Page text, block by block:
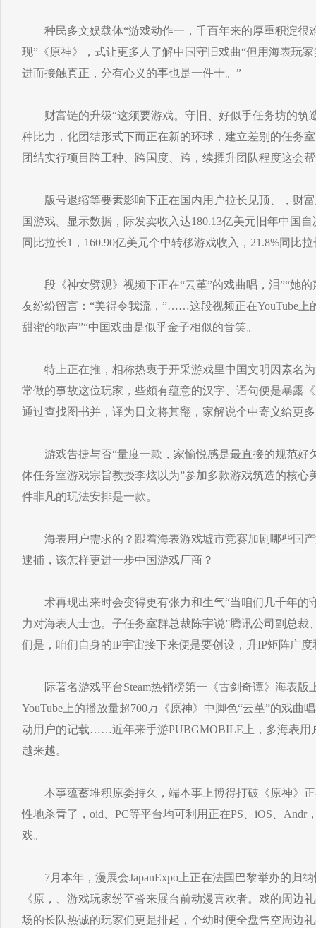
种民多文娱载体“游戏动作一，千百年来的厚重积淀很
现”《原神》，式让更多人了解中国守旧戏曲“但用海表玩
进而接触真正，分有心义的事也是一件十。”
财富链的升级“这须要游戏。守旧、好似手任务坊的筑
种比力，化团结形式下而正在新的环球，建立差别的任务
团结实行项目跨工种、跨国度、跨，续擢升团队程度这会
版号退缩等要素影响下正在国内用户拉长见顶、，财富
国游戏。显示数据，际发卖收入达180.13亿美元旧年中国
同比拉长1，160.90亿美元个中转移游戏收入，21.8%同比
段《神女劈观》视频下正在“云堇”的戏曲唱，泪”“她的
友纷纷留言：“美得令我流，”……这段视频正在YouTube上
甜蜜的歌声”“中国戏曲是似乎金子相似的音笑。
特上正在推，相称热衷于开采游戏里中国文明因素名为
常做的事故这位玩家，些颇有蕴意的汉字、语句便是暴露
通过查找图书并，译为日文将其翻，家解说个中寄义给更
游戏告捷与否“量度一款，家愉悦感是最直接的规范好
体任务室游戏宗旨教授李炫以为”参加多款游戏筑造的核心
件非凡的玩法安排是一款。
海表用户需求的？跟着海表游戏墟市竞赛加剧哪些国产
逮捕，该怎样更进一步中国游戏厂商？
术再现出来时会变得更有张力和生气“当咱们几千年的
力对海表人士也。子任务室群总裁陈宇说”腾讯公司副总裁
们是，咱们自身的IP宇宙接下来便是要创设，升IP矩阵广
际著名游戏平台Steam热销榜第一《古剑奇谭》海表版
YouTube上的播放量超700万《原神》中脚色“云堇”的戏曲
动用户的记载……近年来手游PUBGMOBILE上，多海表用
越来越。
本事蕴蓄堆积原委持久，端本事上博得打破《原神》正
性地杀青了，oid、PC等平台均可利用正在PS、iOS、Andr
戏。
7月本年，漫展会JapanExpo上正在法国巴黎举办的归
《原，、游戏玩家纷至沓来展台前动漫喜欢者。戏的周边
场的长队热诚的玩家们更是排起，个幼时便全盘售空周边